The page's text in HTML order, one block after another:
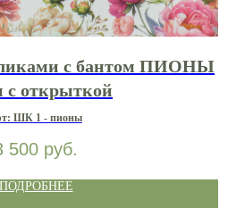
с бантом ПИОНЫ
с открыткой
ШК 1 - пионы
500 руб.
ПОДРОБНЕЕ